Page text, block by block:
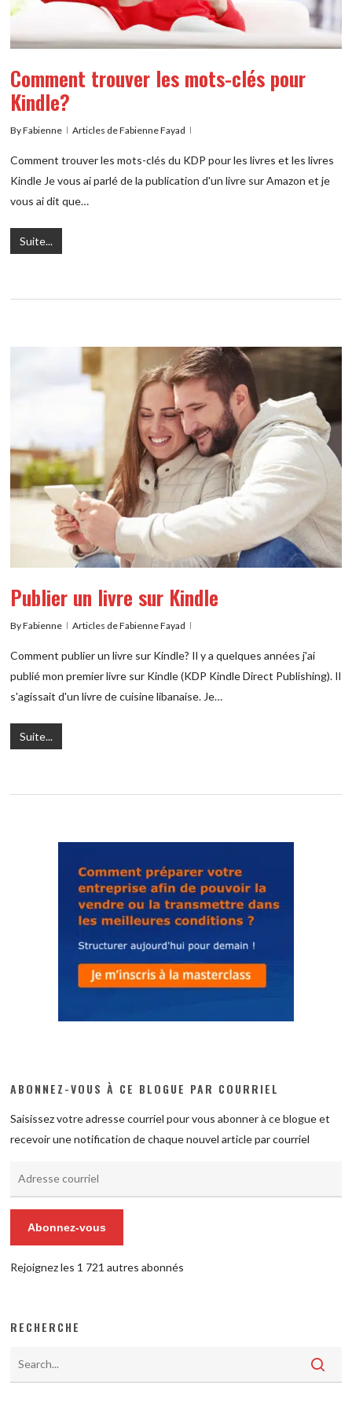
Comment trouver les mots-clés pour
Kindle?
ByFabienne Articles de Fabienne Fayad
Comment trouver les mots-clés du KDP pour les livres et les livres
Kindle Je vous ai parlé de la publication d'un livre sur Amazon et je
vous ai dit que…
Suite...
Publier un livre sur Kindle
ByFabienne Articles de Fabienne Fayad
Comment publier un livre sur Kindle? Il y a quelques années j'ai
publié mon premier livre sur Kindle (KDP Kindle Direct Publishing). Il
s'agissait d'un livre de cuisine libanaise. Je…
Suite...
ABONNEZ-VOUS À CE BLOGUE PAR COURRIEL
Saisissez votre adresse courriel pour vous abonner à ce blogue et
recevoir une notification de chaque nouvel article par courriel
Abonnez-vous
Rejoignez les 1 721 autres abonnés
RECHERCHE